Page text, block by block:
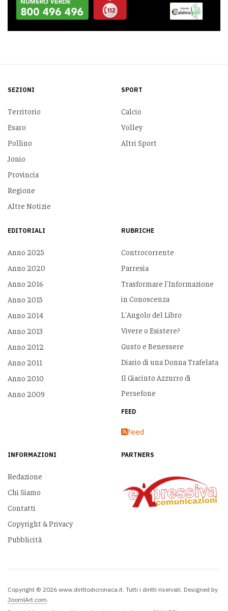
SEZIONI
Territorio
Esaro
Pollino
Jonio
Provincia
Regione
Altre Notizie
SPORT
Calcio
Volley
Altri Sport
EDITORIALI
Anno 2025
Anno 2020
Anno 2016
Anno 2015
Anno 2014
Anno 2013
Anno 2012
Anno 2011
Anno 2010
Anno 2009
RUBRICHE
Controcorrente
Parresia
Trasformare l'Informazione
in Conoscenza
L'Angolo del Libro
Vivere o Esistere?
Gusto e Benessere
Diario di una Donna Trafelata
Il Giacinto Azzurro di
Persefone
FEED
feed
INFORMAZIONI
Redazione
Chi Siamo
Contatti
Copyright & Privacy
Pubblicità
PARTNERS
Copyright © 2026 www.dirittodicronaca.it. Tutti i diritti riservati. Designed by
JoomlArt.com.